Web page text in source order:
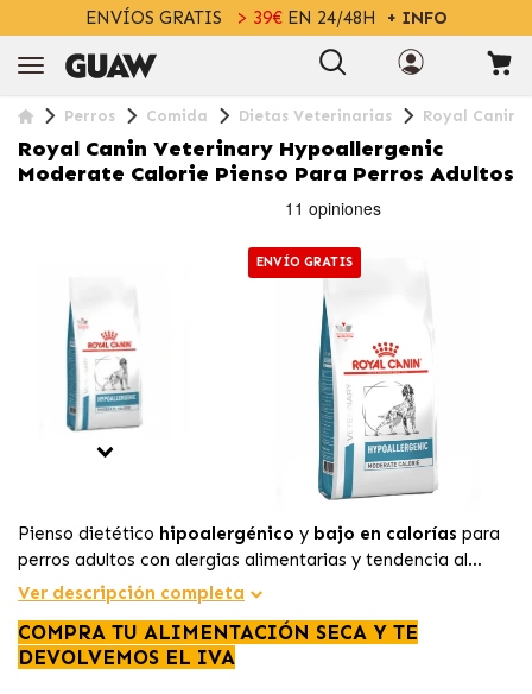
ENVÍOS GRATIS > 39€EN 24/48H + INFO
Perros Comida Dietas Veterinarias Royal Canin
Royal Canin Veterinary Hypoallergenic
Moderate Calorie Pienso Para Perros Adultos
ENVÍO GRATIS
Pienso dietético hipoalergénico y bajo en calorías para
perros adultos con alergias alimentarias y tendencia al
sobrepeso.
Ver descripción completa
COMPRA TU ALIMENTACIÓN SECA Y TE
DEVOLVEMOS EL IVA